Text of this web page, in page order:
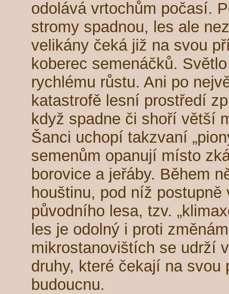
odolává vrtochům počasí.
stromy spadnou, les ale
velikány čeká již na svou
koberec semenáčků.
rychlému růstu. Ani po
katastrofě lesní prostředí
když spadne či shoří větší
Šanci uchopí takzvaní
semenům opanují místo
borovice a jeřáby. Během
houštinu, pod níž
původního lesa, tzv.
les je odolný i proti
mikrostanovištích se udrží
druhy, které čekají na svou
budoucnu.